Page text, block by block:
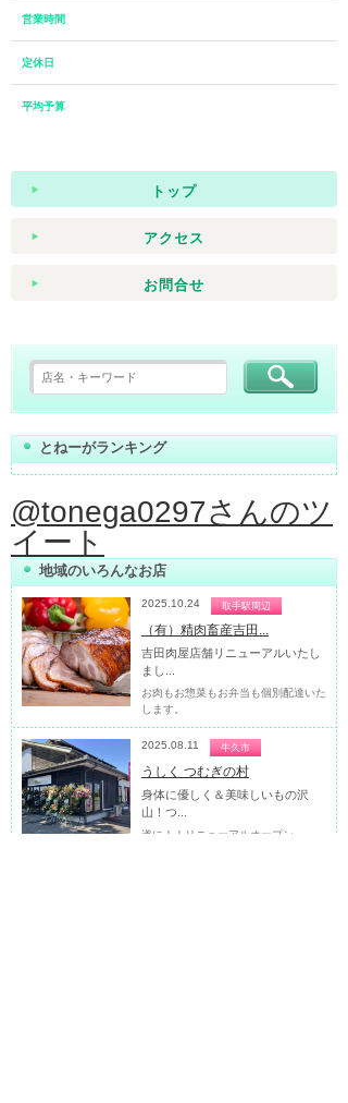
営業時間
定休日
平均予算
トップ
アクセス
お問合せ
とねーがランキング
@tonega0297さんのツ
イート
地域のいろんなお店
2025.10.24 取手駅周辺
（有）精肉畜産吉田...
吉田肉屋店舗リニューアルいたし
まし...
お肉もお惣菜もお弁当も個別配達いた
します。
2025.08.11 牛久市
うしく つむぎの村
身体に優しく＆美味しいもの沢
山！つ...
遂に！！リニューアルオープン